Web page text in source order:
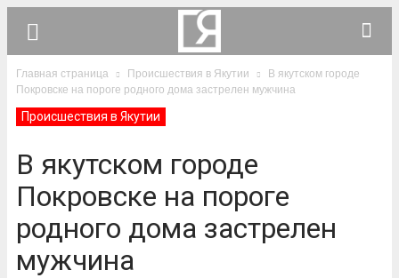
Главная страница Происшествия в Якутии
В якутском городе
Покровске на пороге родного дома застрелен мужчина
Происшествия в Якутии
В якутском городе
Покровске на пороге
родного дома застрелен
мужчина